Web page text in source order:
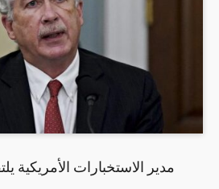
مدير الاستخبارات الأمريكية